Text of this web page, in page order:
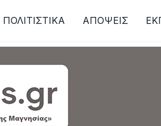
ΠΟΛΙΤΙΣΤΙΚΑ ΑΠΟΨΕΙΣ